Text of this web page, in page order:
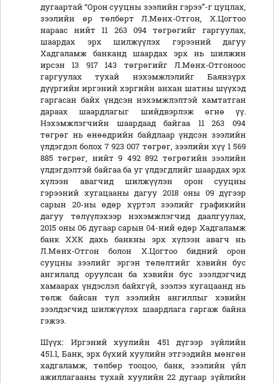
дугаартай “Орон сууцны зээлийн гэрээ”-г цуцлах,
зээлийн өр төлбөрт Л.Мөнх-Отгон, Х.Цогтоо
нараас нийт 11 263 094 төгрөгийг гаргуулах,
шаардах эрх шилжүүлэх гэрээний дагуу
Хадгаламж банканд шаардах эрх нь шилжин
ирсэн 13 917 143 төгрөгийг Л.Мөнх-Отгоноос
гаргуулах тухай нэхэмжлэлийг Баянзүрх
дүүргийн иргэний хэргийн анхан шатны шүүхэд
гаргасан байх үндсэн нэхэмжлэлтэй хамтатган
дараах шаардлагыг шийдвэрлэж өгнө үү.
Нэхэмжлэгчийн шаардаад байгаа 11 263 094
төгрөг нь өнөөдрийн байдлаар үндсэн зээлийн
үлдэгдэл болох 7 923 007 төгрөг, зээлийн хүү 1 569
885 төгрөг, нийт 9 492 892 төгрөгийн зээлийн
үлдэгдэлтэй байгаа ба уг үлдэгдлийг шаардах эрх
хүлээн авагчид шилжүүлэн орон сууцны
гэрээний хугацааны дагуу 2018 оны 09 дүгээр
сарын 20-ны өдөр хүртэл зээлийг графикийн
дагуу төлүүлэхээр нэхэмжлэгчид даалгуулах,
2015 оны 06 дугаар сарын 04-ний өдөр Хадгаламж
банк ХХК дахь банкны эрх хүлээн авагч нь
Л.Мөнх-Отгон болон Х.Цогтоо бидний орон
сууцны зээлийг эргэн төлөлтийг хэвийн бус
ангилалд оруулсан ба хэвийн бус зээлдэгчид
хамаарах үндэслэл байхгүй, зээлээ хугацаанд нь
төлж байсан тул зээлийн ангиллыг хэвийн
зээлдэгчид шилжүүлэх шаардлага гаргаж байна
гэжээ.
Шүүх: Иргэний хуулийн 451 дүгээр зүйлийн
451.1, Банк, эрх бүхий хуулийн этгээдийн мөнгөн
хадгаламж, төлбөр тооцоо, банк, зээлийн үйл
ажиллагааны тухай хуулийн 22 дугаар зүйлийн